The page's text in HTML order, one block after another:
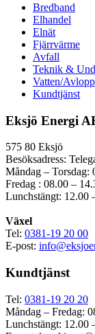
Bredband
Elhandel
Elnät
Fjärrvärme
Avfall
Teknik &
Vatten/Avlopp
Kundtjänst
Eksjö Energi
575 80 Eksjö
Besöksadress:
Måndag – Torsdag:
Fredag : 08.00 –
Lunchstängt: 12.00
Växel
Tel: 0381-19 20 00
E-post:
Kundtjänst
Tel: 0381-19 20 20
Måndag – Fredag:
Lunchstängt: 12.00